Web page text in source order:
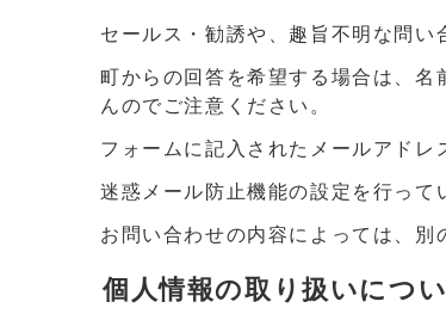
セールス・勧誘や、趣旨不明な問い
町からの回答を希望する場合は、
んのでご注意ください。
フォームに記入されたメールアドレ
迷惑メール防止機能の設定を行っ
お問い合わせの内容によっては、別
個人情報の取り扱いにつ